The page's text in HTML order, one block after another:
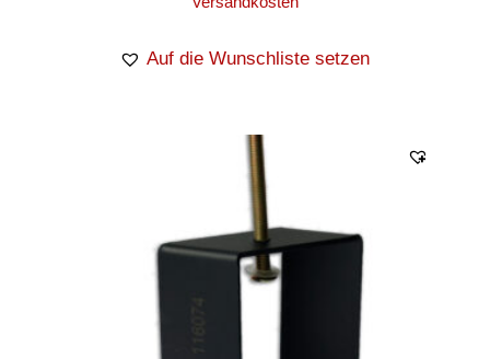
Auf die Wunschliste setzen